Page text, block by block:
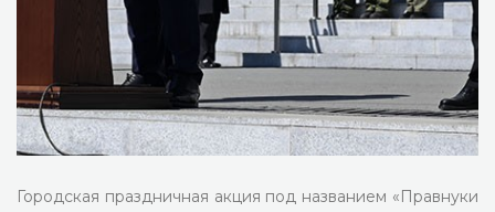
Городская праздничная акция под названием «Правнуки